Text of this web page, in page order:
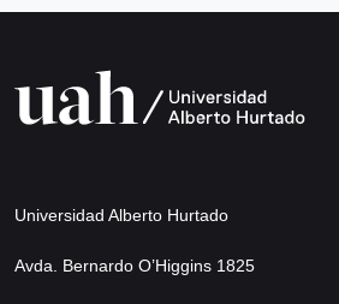
Universidad Alberto Hurtado
Avda. Bernardo O’Higgins 1825